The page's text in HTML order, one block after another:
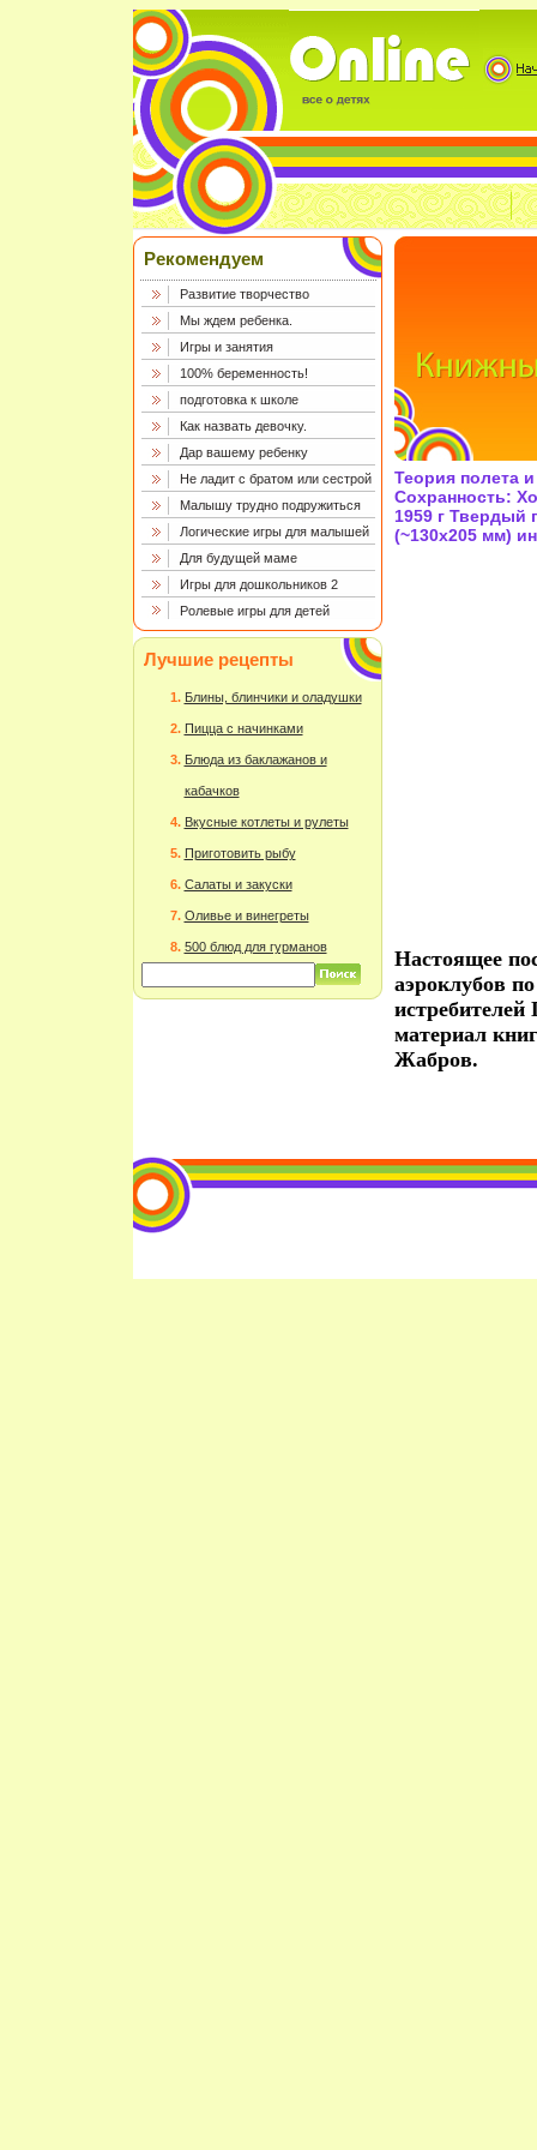
Рекомендуем
Развитие творчество
Мы ждем ребенка.
Игры и занятия
100% беременность!
подготовка к школе
Как назвать девочку.
Дар вашему ребенку
Не ладит с братом или сестрой
Малышу трудно подружиться
Логические игры для малышей
Для будущей маме
Игры для дошкольников 2
Ролевые игры для детей
Лучшие рецепты
Блины, блинчики и оладушки
Пицца с начинками
Блюда из баклажанов и
кабачков
Вкусные котлеты и рулеты
Приготовить рыбу
Салаты и закуски
Оливье и винегреты
500 блюд для гурманов
Теория полета
Сохранность:
1959 г Твердый
(~130х205 мм)
Настоящее
аэроклубов
материал
Жабров.